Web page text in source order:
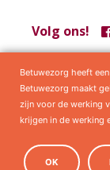
Volg ons!
Samenwerkingen
Betuwezorg heeft
Betuwezorg maakt
zijn voor de werking
krijgen in de werking
OK